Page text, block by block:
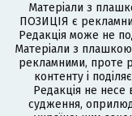
Матеріали з
ПОЗИЦІЯ є
Редакція може не
Матеріали з
рекламними, проте
контенту і
Редакція не несе
судження,